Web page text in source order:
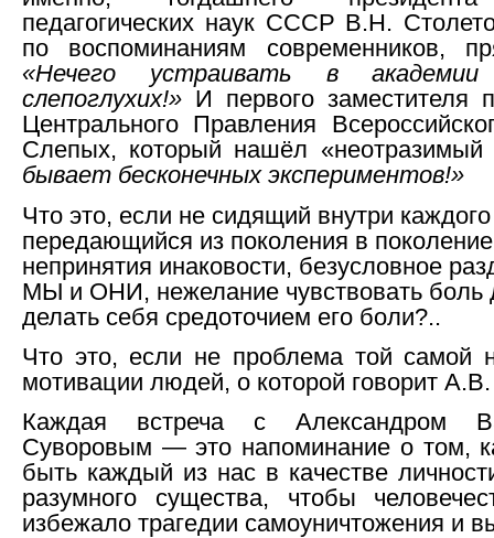
педагогических наук СССР В.Н.
по воспоминаниям современников,
«Нечего устраивать в академии
слепоглухих!» И первого заместителя
Центрального Правления
Слепых, который нашёл
бывает бесконечных экспериментов!»
Что это, если не сидящий внутри
передающийся из поколения в
непринятия инаковости, безусловное
МЫ и ОНИ, нежелание чувствовать боль
делать себя средоточием его боли?..
Что это, если не проблема той самой
мотивации людей, о которой говорит
Каждая встреча с Александром
Суворовым — это напоминание о том,
быть каждый из нас в качестве
разумного существа, чтобы
избежало трагедии самоуничтожения и